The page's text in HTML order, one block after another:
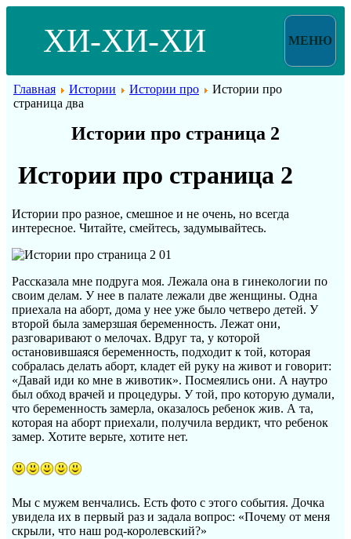
ХИ-ХИ-ХИ МЕНЮ
Главная Истории Истории про
Истории про
страница два
Истории про страница 2
Истории про страница 2
Истории про разное, смешное и не очень, но всегда
интересное. Читайте, смейтесь, задумывайтесь.
Рассказала мне подруга моя. Лежала она в гинекологии по
своим делам. У нее в палате лежали две женщины. Одна
приехала на аборт, дома у нее уже было четверо детей. У
второй была замерзшая беременность. Лежат они,
разговаривают о мелочах. Вдруг та, у которой
остановившаяся беременность, подходит к той, которая
собралась делать аборт, кладет ей руку на живот и говорит:
«Давай иди ко мне в животик». Посмеялись они. А наутро
был обход врачей и процедуры. У той, про которую думали,
что беременность замерла, оказалось ребенок жив. А та,
которая на аборт приехали, получила вердикт, что ребенок
замер. Хотите верьте, хотите нет.
Мы с мужем венчались. Есть фото с этого события. Дочка
увидела их в первый раз и задала вопрос: «Почему от меня
скрыли, что наш род-королевский?»